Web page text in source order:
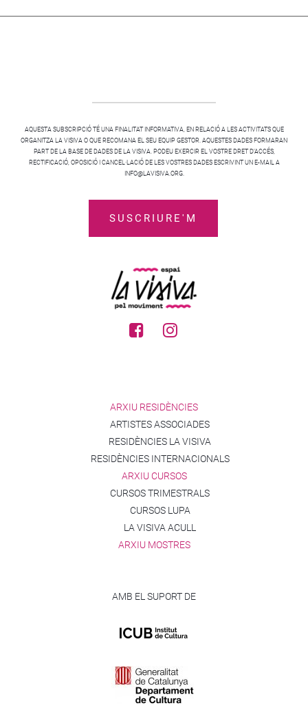
AQUESTA SUBSCRIPCIÓ TÉ UNA FINALITAT INFORMATIVA, EN RELACIÓ A LES ACTIVITATS QUE
ORGANITZA LA VISIVA O QUE RECOMANA EL SEU EQUIP GESTOR. AQUESTES DADES FORMARAN
PART DE LA BASE DE DADES DE LA VISIVA. PODEU EXERCIR EL VOSTRE DRET D’ACCÉS,
RECTIFICACIÓ, OPOSICIÓ I CANCEL·LACIÓ DE LES VOSTRES DADES ESCRIVINT UN E-MAIL A
INFO@LAVISIVA.ORG.
ARXIU RESIDÈNCIES
ARTISTES ASSOCIADES
RESIDÈNCIES LA VISIVA
RESIDÈNCIES INTERNACIONALS
ARXIU CURSOS
CURSOS TRIMESTRALS
CURSOS LUPA
LA VISIVA ACULL
ARXIU MOSTRES
AMB EL SUPORT DE